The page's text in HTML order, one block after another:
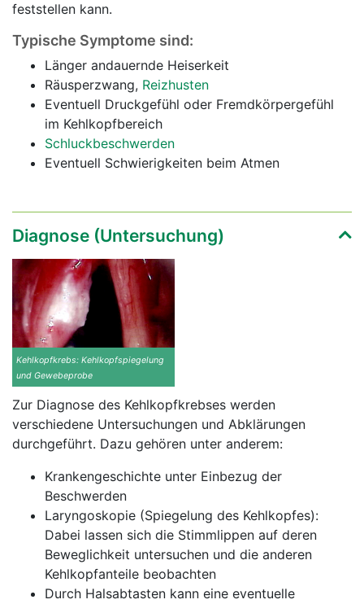
feststellen kann.
Typische Symptome sind:
Länger andauernde Heiserkeit
Räusperzwang, Reizhusten
Eventuell Druckgefühl oder Fremdkörpergefühl
im Kehlkopfbereich
Schluckbeschwerden
Eventuell Schwierigkeiten beim Atmen
Diagnose (Untersuchung)
Kehlkopfkrebs: Kehlkopfspiegelung
und Gewebeprobe
Zur Diagnose des Kehlkopfkrebses werden
verschiedene Untersuchungen und Abklärungen
durchgeführt. Dazu gehören unter anderem:
Krankengeschichte unter Einbezug der
Beschwerden
Laryngoskopie (Spiegelung des Kehlkopfes):
Dabei lassen sich die Stimmlippen auf deren
Beweglichkeit untersuchen und die anderen
Kehlkopfanteile beobachten
Durch Halsabtasten kann eine eventuelle